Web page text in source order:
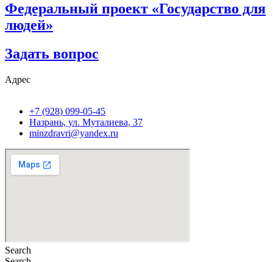
Федеральный проект «Государство для
людей»
Задать вопрос
Адрес
+7 (928) 099-05-45
Назрань, ул. Муталиева, 37
minzdravri@yandex.ru
Search